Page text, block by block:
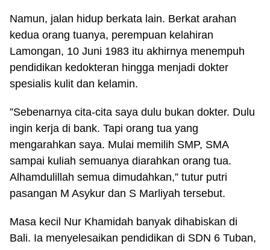
Namun, jalan hidup berkata lain. Berkat arahan
kedua orang tuanya, perempuan kelahiran
Lamongan, 10 Juni 1983 itu akhirnya menempuh
pendidikan kedokteran hingga menjadi dokter
spesialis kulit dan kelamin.
”Sebenarnya cita-cita saya dulu bukan dokter. Dulu
ingin kerja di bank. Tapi orang tua yang
mengarahkan saya. Mulai memilih SMP, SMA
sampai kuliah semuanya diarahkan orang tua.
Alhamdulillah semua dimudahkan,” tutur putri
pasangan M Asykur dan S Marliyah tersebut.
Masa kecil Nur Khamidah banyak dihabiskan di
Bali. Ia menyelesaikan pendidikan di SDN 6 Tuban,